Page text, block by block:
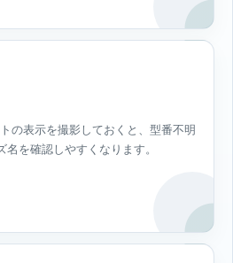
の表示を撮影しておくと、型番不明
を確認しやすくなります。